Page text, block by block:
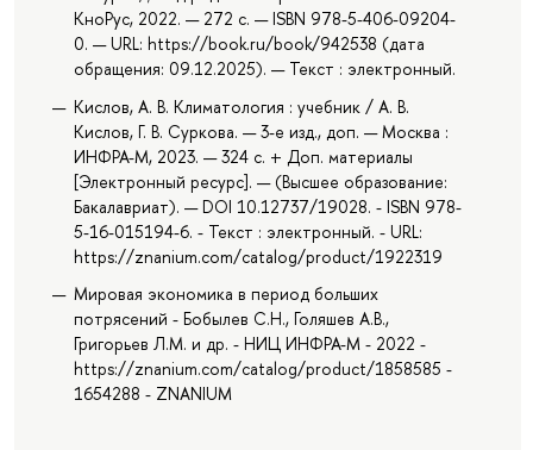
КноРус, 2022. — 272 с. — ISBN 978-5-406-09204-
0. — URL: https://book.ru/book/942538 (дата
обращения: 09.12.2025). — Текст : электронный.
Кислов, А. В. Климатология : учебник / А. В.
Кислов, Г. В. Суркова. — 3-е изд., доп. — Москва :
ИНФРА-М, 2023. — 324 с. + Доп. материалы
[Электронный ресурс]. — (Высшее образование:
Бакалавриат). — DOI 10.12737/19028. - ISBN 978-
5-16-015194-6. - Текст : электронный. - URL:
https://znanium.com/catalog/product/1922319
Мировая экономика в период больших
потрясений - Бобылев С.Н., Голяшев А.В.,
Григорьев Л.М. и др. - НИЦ ИНФРА-М - 2022 -
https://znanium.com/catalog/product/1858585 -
1654288 - ZNANIUM